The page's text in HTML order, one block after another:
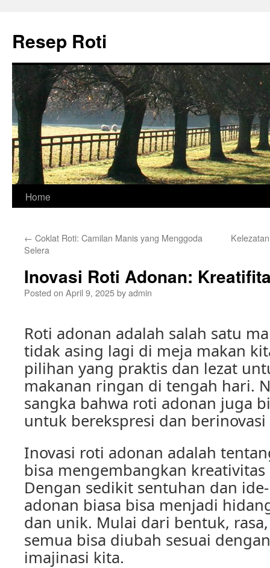
content
Resep Roti
Home
← Coklat Roti: Camilan Manis yang Menggoda
Selera
Inovasi Roti Adonan:
Posted on April 9, 2025byadmin
Roti adonan adalah salah satu
tidak asing lagi di meja makan
pilihan yang praktis dan lezat
makanan ringan di tengah hari.
sangka bahwa roti adonan juga
untuk berekspresi dan
Inovasi roti adonan adalah
bisa mengembangkan
Dengan sedikit sentuhan dan
adonan biasa bisa menjadi
dan unik. Mulai dari bentuk,
semua bisa diubah sesuai
imajinasi kita.